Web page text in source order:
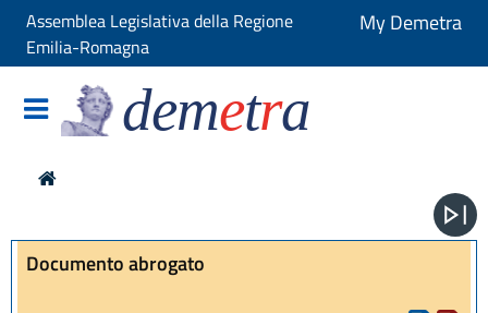
Assemblea Legislativa della Regione
Emilia-Romagna
My Demetra
demetra
Documento abrogato